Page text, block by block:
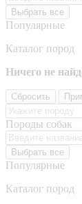
Выбрать все
Популярные
Каталог пород
Ничего не
Сбросить
Породы собак
Выбрать все
Популярные
Каталог пород